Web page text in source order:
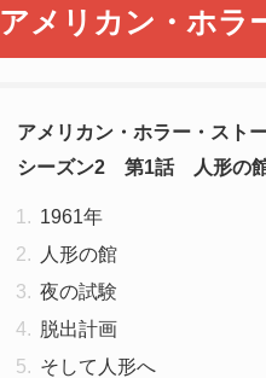
アメリカン・ホラ
アメリカン・ホラー・スト
シーズン2 第1話 人形の
1961年
人形の館
夜の試験
脱出計画
そして人形へ